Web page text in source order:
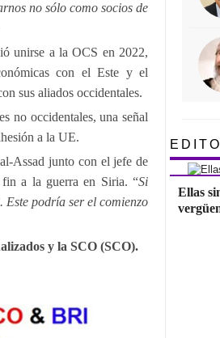
no sólo como socios de
unirse a la OCS en 2022,
con el Este y el
sus aliados occidentales.
no occidentales, una señal
a la UE.
Assad junto con el jefe de
fin a la guerra en Siria. “Si
podría ser el comienzo
y la SCO (SCO).
Ellas